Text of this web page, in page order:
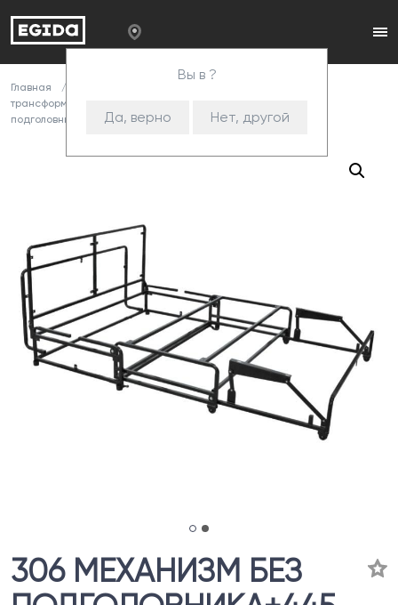
Вы в ?
Да, верно Нет, другой
Главная
трансформации
подголовника+445 (СИС)
306 МЕХАНИЗМ БЕЗ